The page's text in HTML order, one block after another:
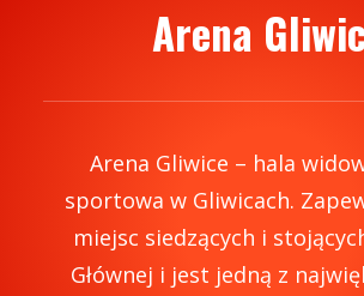
Arena
Arena Gliwice – hala
sportowa w Gliwicach.
miejsc siedzących i
Głównej i jest jedną z